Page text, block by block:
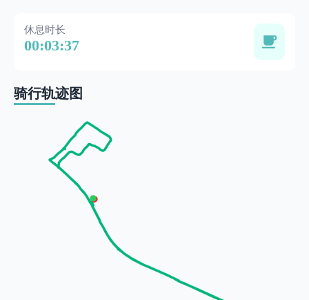
休息时长
00:03:37
骑行轨迹图